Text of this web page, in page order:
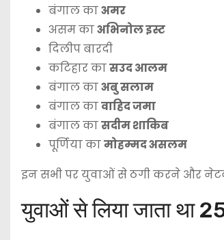
बंगाल काअमर
असम काअभिनोल इस्ट
दिलीप बारदी
कटिहार कासउद आलम
बंगाल काअबु सलाम
बंगाल कावाहिद जमा
बंगाल कासदीम शाकिब
पूर्णिया कामोहम्मद असलम
इन सभी पर युवाओं से ठगी करने और
युवाओं से लिया जाता था